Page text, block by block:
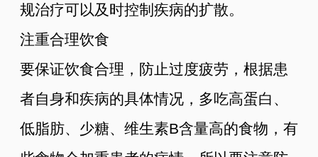
规治疗可以及时控制疾病的扩散。
注重合理饮食
要保证饮食合理，防止过度疲劳，根据患
者自身和疾病的具体情况，多吃高蛋白、
低脂肪、少糖、维生素B含量高的食物，有